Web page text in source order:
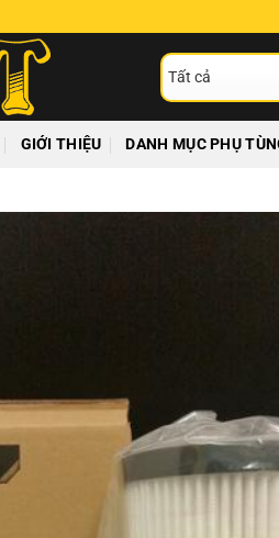
GIỚI THIỆU DANH MỤC PHỤ